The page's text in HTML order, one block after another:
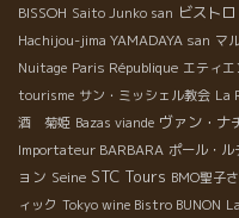
BISSOH Saito Junko san ビスト
Hachijou-jima YAMADAYA san マ
Nuitage Paris République エティ
tourisme サン・ミッシェル教会 La
酒 菊姫 Bazas viande ヴァン・ナ
Importateur BARBARA ポール・ル
ョン Seine STC Tours BMO聖子
ィック Tokyo wine Bistro BUNON